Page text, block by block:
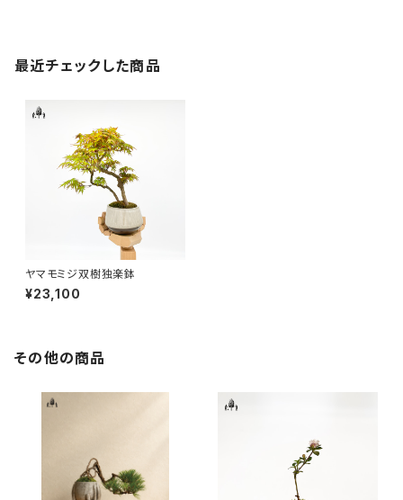
最近チェックした商品
ヤマモミジ双樹独楽鉢
¥23,100
その他の商品